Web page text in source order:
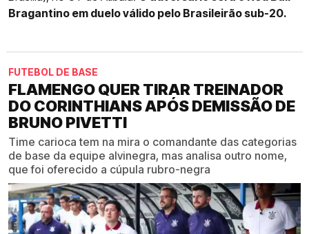
Bragantino em duelo válido pelo Brasileirão sub-20.
FUTEBOL DE BASE
FLAMENGO QUER TIRAR TREINADOR
DO CORINTHIANS APÓS DEMISSÃO DE
BRUNO PIVETTI
Time carioca tem na mira o comandante das categorias
de base da equipe alvinegra, mas analisa outro nome,
que foi oferecido a cúpula rubro-negra